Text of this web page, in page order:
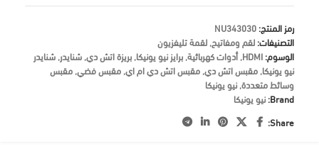
رمز المنتج:NU343030
التصنيفات:لقم ومفاتيح,لقمة تليفزيون
الوسوم:HDMI
,أدوات كهربائية,برايز نيو يونيكا,بريزة اتش دي,شنايدر,شنايدر
نيو يونيكا,مقبس اتش دي,مقبس اتش دي ام اي,مقبس فضي,مقبس
وسائط متعددة,نيو يونيكا
Brand: نيو يونيكا
Share: